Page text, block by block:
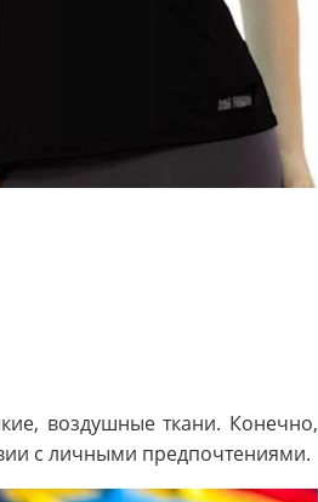
воздушные ткани. Конечно,
с личными предпочтениями.